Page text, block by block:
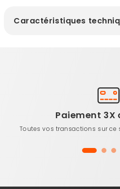
Caractéristiques
Paiement 3X
Toutes vos transactions sur ce